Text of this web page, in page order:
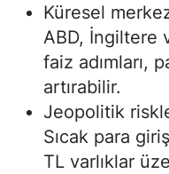
Küresel
ABD, İngiltere
faiz adımları,
artırabilir.
Jeopolitik
Sıcak para
TL varlıklar